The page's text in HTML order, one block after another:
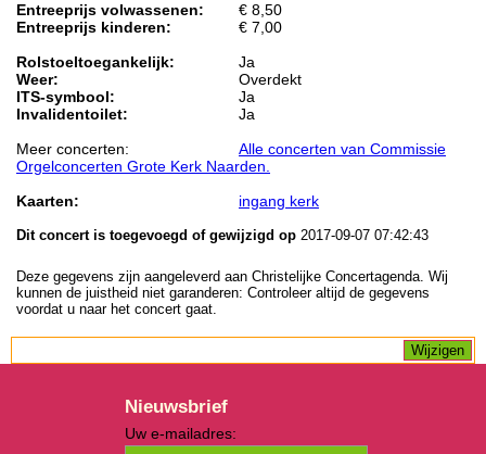
Entreeprijs volwassenen:
€ 8,50
Entreeprijs kinderen:
€ 7,00
Rolstoeltoegankelijk:
Ja
Weer:
Overdekt
ITS-symbool:
Ja
Invalidentoilet:
Ja
Meer concerten:
Alle concerten van Commissie
Orgelconcerten Grote Kerk Naarden.
Kaarten:
ingang kerk
Dit concert is toegevoegd of gewijzigd op 2017-09-07 07:42:43
Deze gegevens zijn aangeleverd aan Christelijke Concertagenda. Wij
kunnen de juistheid niet garanderen: Controleer altijd de gegevens
voordat u naar het concert gaat.
Nieuwsbrief
Uw e-mailadres: